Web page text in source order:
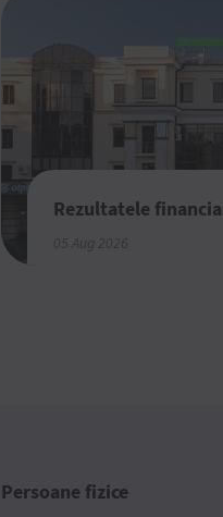
Rezultatele
05 Aug 2026
Persoane fizice